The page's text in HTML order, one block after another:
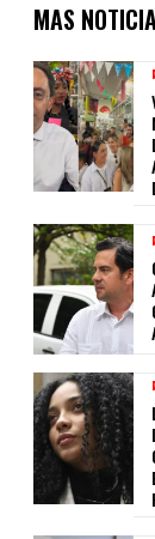
MAS